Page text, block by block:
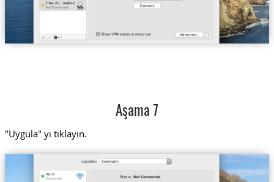
Trust.Zo...ntario-2
Aşama 7
"Uygula" yı tıklayın.